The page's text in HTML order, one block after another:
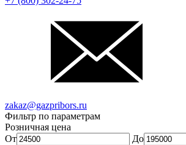
zakaz@gazpribors.ru
Фильтр по параметрам
Розничная цена
От
До